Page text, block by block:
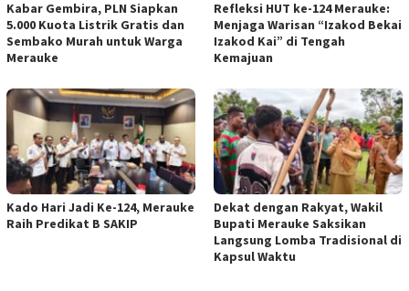
Kabar Gembira, PLN Siapkan
5.000 Kuota Listrik Gratis dan
Sembako Murah untuk Warga
Merauke
Refleksi HUT ke-124 Merauke:
Menjaga Warisan “Izakod Bekai
Izakod Kai” di Tengah
Kemajuan
Kado Hari Jadi Ke-124, Merauke
Raih Predikat B SAKIP
Dekat dengan Rakyat, Wakil
Bupati Merauke Saksikan
Langsung Lomba Tradisional di
Kapsul Waktu